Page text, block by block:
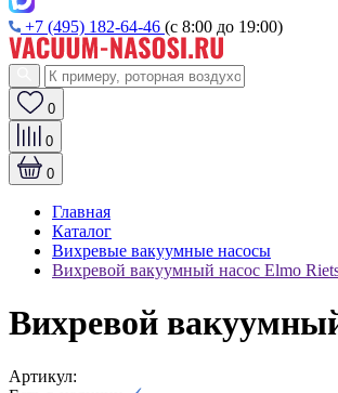
+7 (495) 182-64-46 (с 8:00 до 19:00)
0
0
0
Главная
Каталог
Вихревые вакуумные насосы
Вихревой вакуумный насос Elmo
Вихревой
Артикул: